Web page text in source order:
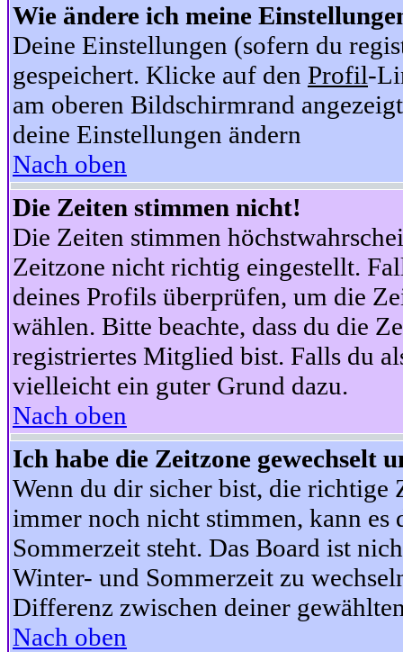
Wie ändere ich meine
Deine Einstellungen (sofern du
gespeichert. Klicke auf den Profil-
am oberen Bildschirmrand
deine Einstellungen ändern
Nach oben
Die Zeiten stimmen nicht!
Die Zeiten stimmen
Zeitzone nicht richtig eingestellt.
deines Profils überprüfen, um die
wählen. Bitte beachte, dass du die
registriertes Mitglied bist. Falls du
vielleicht ein guter Grund dazu.
Nach oben
Ich habe die Zeitzone gewechselt
Wenn du dir sicher bist, die richtige
immer noch nicht stimmen, kann es
Sommerzeit steht. Das Board ist
Winter- und Sommerzeit zu
Differenz zwischen deiner
Nach oben